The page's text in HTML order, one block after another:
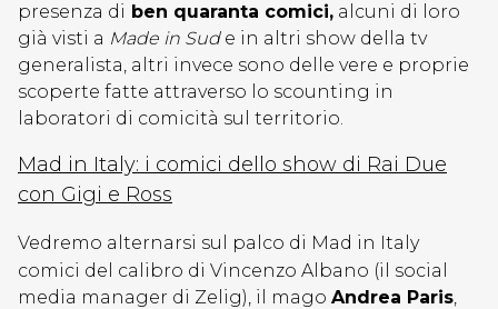
presenza di ben quaranta comici, alcuni di loro
già visti a Made in Sude in altri show della tv
generalista, altri invece sono delle vere e proprie
scoperte fatte attraverso lo scounting in
laboratori di comicità sul territorio.
Mad in Italy: i comici dello show di Rai Due
con Gigi e Ross
Vedremo alternarsi sul palco di Mad in Italy
comici del calibro di Vincenzo Albano (il social
media manager di Zelig), il mago Andrea Paris,